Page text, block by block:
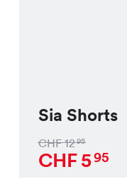
Sia Shorts
CHF1295
CHF595